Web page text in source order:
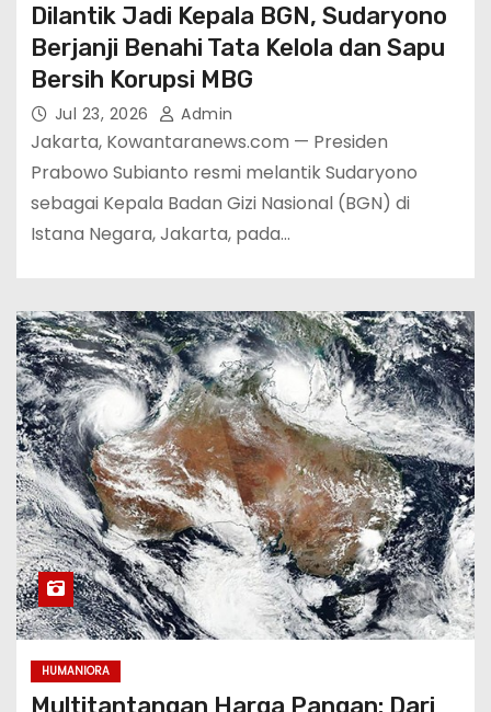
Dilantik Jadi Kepala BGN, Sudaryono
Berjanji Benahi Tata Kelola dan Sapu
Bersih Korupsi MBG
Jul 23, 2026 Admin
Jakarta, Kowantaranews.com — Presiden
Prabowo Subianto resmi melantik Sudaryono
sebagai Kepala Badan Gizi Nasional (BGN) di
Istana Negara, Jakarta, pada…
HUMANIORA
Multitantangan Harga Pangan: Dari